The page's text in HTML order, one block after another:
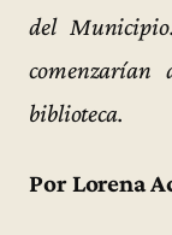
del
biblioteca.
Por Lorena